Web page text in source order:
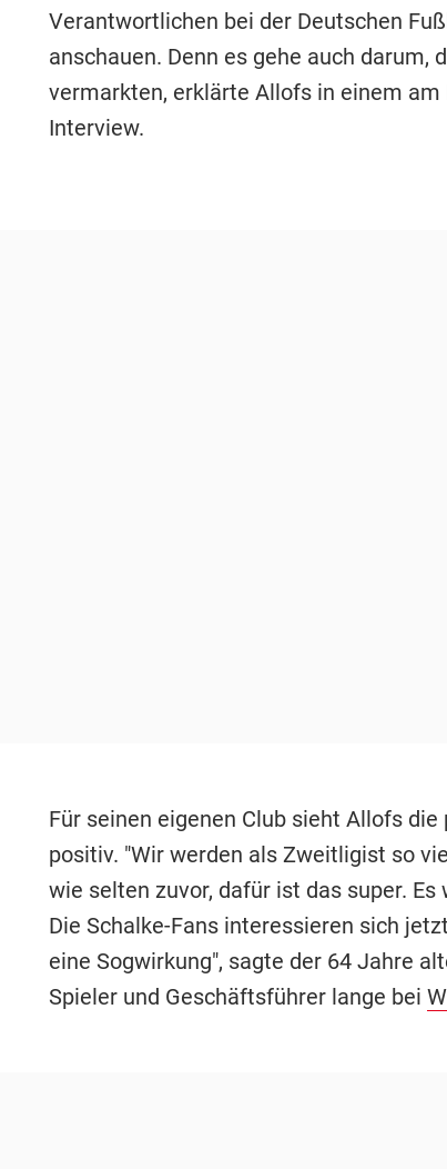
Verantwortlichen bei der Deutschen
anschauen. Denn es gehe auch darum,
vermarkten, erklärte Allofs in einem
Interview.
Für seinen eigenen Club sieht Allofs
positiv. "Wir werden als Zweitligist so
wie selten zuvor, dafür ist das super.
Die Schalke-Fans interessieren sich
eine Sogwirkung", sagte der 64 Jahre
Spieler und Geschäftsführer lange bei